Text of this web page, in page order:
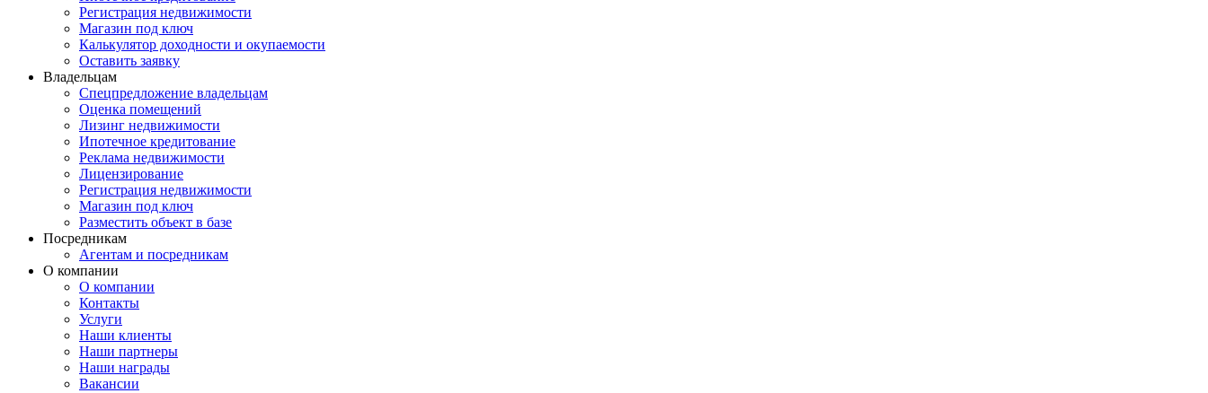
Регистрация недвижимости
Магазин под ключ
Калькулятор доходности и окупаемости
Оставить заявку
Владельцам
Спецпредложение владельцам
Оценка помещений
Лизинг недвижимости
Ипотечное кредитование
Реклама недвижимости
Лицензирование
Регистрация недвижимости
Магазин под ключ
Разместить объект в базе
Посредникам
Агентам и посредникам
О компании
О компании
Контакты
Услуги
Наши клиенты
Наши партнеры
Наши награды
Вакансии